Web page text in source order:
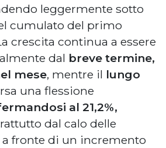
leggermente sotto
cumulato del primo
crescita continua a essere
dal breve termine,
mese, mentre il lungo
una flessione
al 21,2%,
dal calo delle
a fronte di un incremento